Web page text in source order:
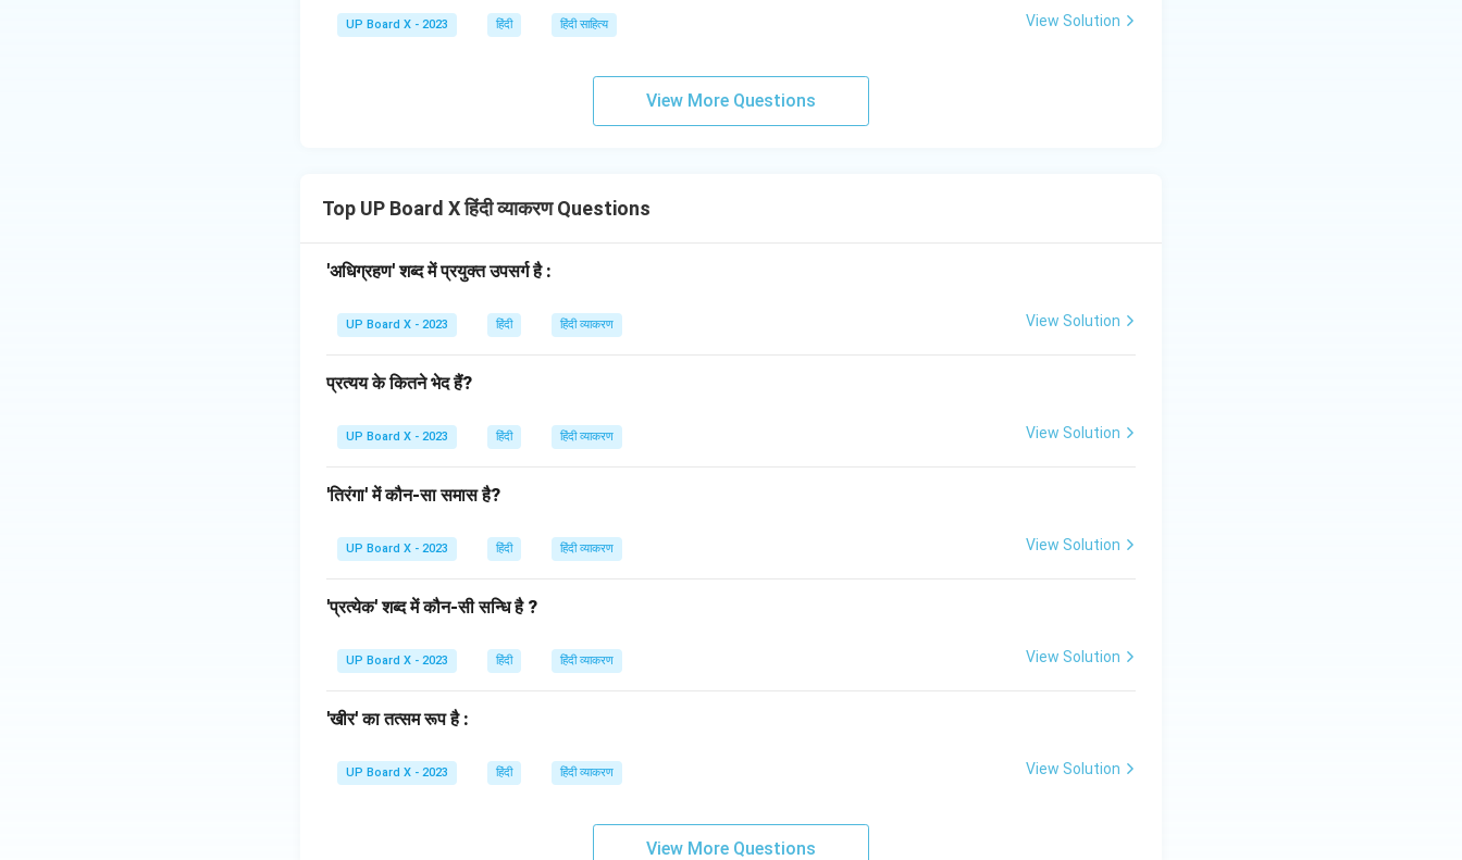
UP Board X - 2023 हिंदी हिंदी साहित्य View Solution
View More Questions
Top UP Board X हिंदी व्याकरण Questions
'अधिग्रहण' शब्द में प्रयुक्त उपसर्ग है :
UP Board X - 2023 हिंदी हिंदी व्याकरण View Solution
प्रत्यय के कितने भेद हैं?
UP Board X - 2023 हिंदी हिंदी व्याकरण View Solution
'तिरंगा' में कौन-सा समास है?
UP Board X - 2023 हिंदी हिंदी व्याकरण View Solution
'प्रत्येक' शब्द में कौन-सी सन्धि है ?
UP Board X - 2023 हिंदी हिंदी व्याकरण View Solution
'खीर' का तत्सम रूप है :
UP Board X - 2023 हिंदी हिंदी व्याकरण View Solution
View More Questions